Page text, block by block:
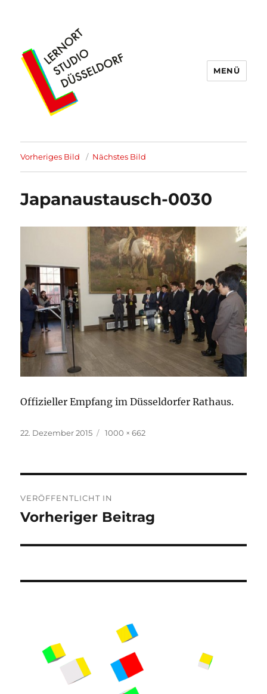
MENÜ
Vorheriges Bild Nächstes Bild
Japanaustausch-0030
Offizieller Empfang im Düsseldorfer Rathaus.
Veröffentlicht
22. Dezember 2015 Originalgröße
1000 × 662
VERÖFFENTLICHT IN
Vorheriger Beitrag